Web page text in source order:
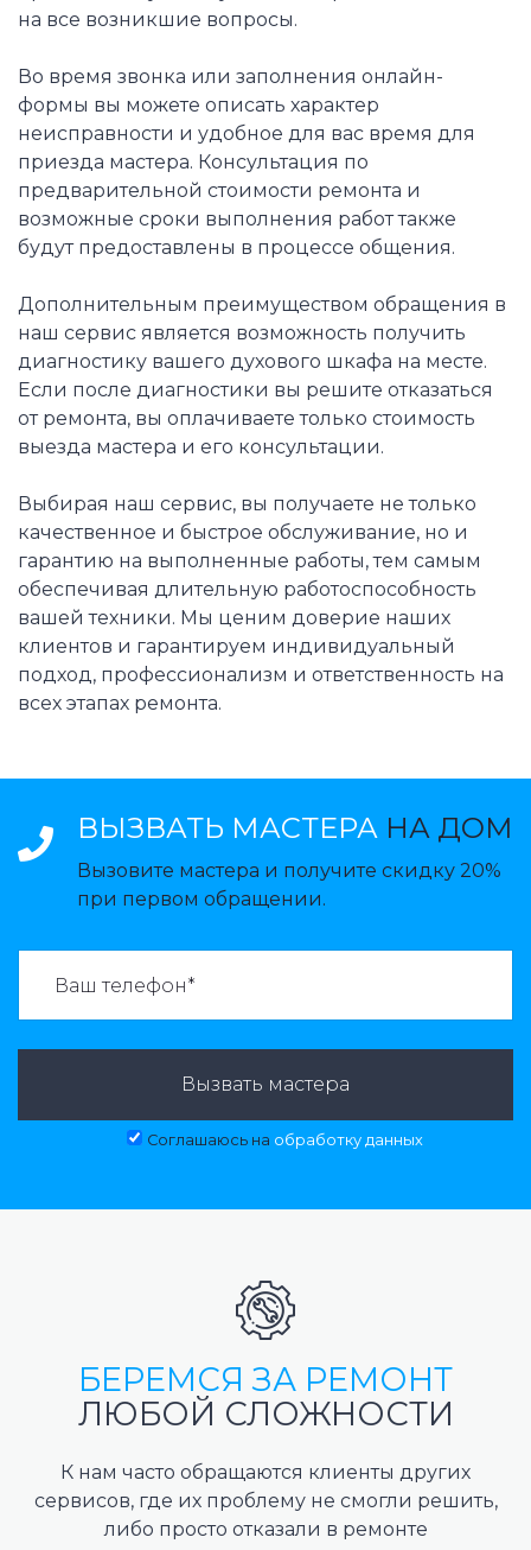
на все возникшие вопросы.
Во время звонка или заполнения онлайн-
формы вы можете описать характер
неисправности и удобное для вас время для
приезда мастера. Консультация по
предварительной стоимости ремонта и
возможные сроки выполнения работ также
будут предоставлены в процессе общения.
Дополнительным преимуществом обращения в
наш сервис является возможность получить
диагностику вашего духового шкафа на месте.
Если после диагностики вы решите отказаться
от ремонта, вы оплачиваете только стоимость
выезда мастера и его консультации.
Выбирая наш сервис, вы получаете не только
качественное и быстрое обслуживание, но и
гарантию на выполненные работы, тем самым
обеспечивая длительную работоспособность
вашей техники. Мы ценим доверие наших
клиентов и гарантируем индивидуальный
подход, профессионализм и ответственность на
всех этапах ремонта.
ВЫЗВАТЬ МАСТЕРА НА ДОМ
Вызовите мастера и получите скидку 20%
при первом обращении.
Вызвать мастера
Соглашаюсь на обработку данных
БЕРЕМСЯ ЗА РЕМОНТ
ЛЮБОЙ СЛОЖНОСТИ
К нам часто обращаются клиенты других
сервисов, где их проблему не смогли решить,
либо просто отказали в ремонте